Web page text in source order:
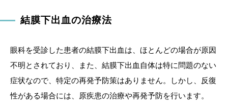
結膜下出血の治療法
眼科を受診した患者の結膜下出血は、ほとんどの場合が原因
不明とされており、また、結膜下出血自体は特に問題のない
症状なので、特定の再発予防策はありません。しかし、反復
性がある場合には、原疾患の治療や再発予防を行います。